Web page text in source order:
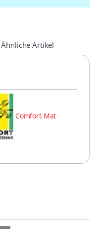
Ähnliche Artikel
Comfort Mat